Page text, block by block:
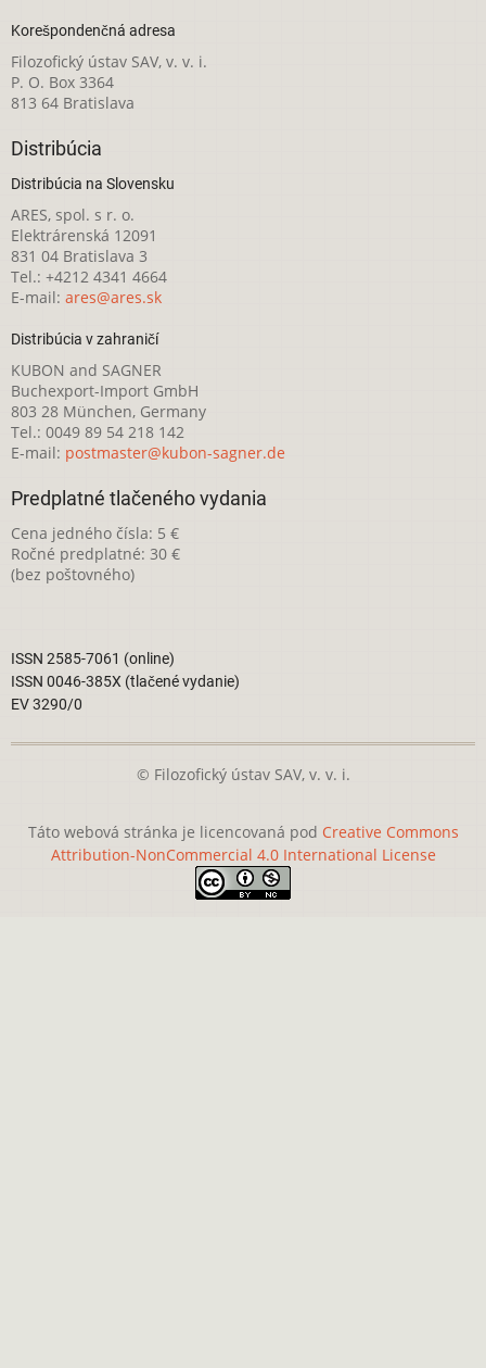
Korešpondenčná adresa
Filozofický ústav SAV, v. v. i.
P. O. Box 3364
813 64 Bratislava
Distribúcia
Distribúcia na Slovensku
ARES, spol. s r. o.
Elektrárenská 12091
831 04 Bratislava 3
Tel.: +4212 4341 4664
E-mail: ares@ares.sk
Distribúcia v zahraničí
KUBON and SAGNER
Buchexport-Import GmbH
803 28 München, Germany
Tel.: 0049 89 54 218 142
E-mail: postmaster@kubon-sagner.de
Predplatné tlačeného vydania
Cena jedného čísla: 5 €
Ročné predplatné: 30 €
(bez poštovného)
ISSN 2585-7061 (online)
ISSN 0046-385X (tlačené vydanie)
EV 3290/0
© Filozofický ústav SAV, v. v. i.
Táto webová stránka je licencovaná pod Creative Commons
Attribution-NonCommercial 4.0 International License